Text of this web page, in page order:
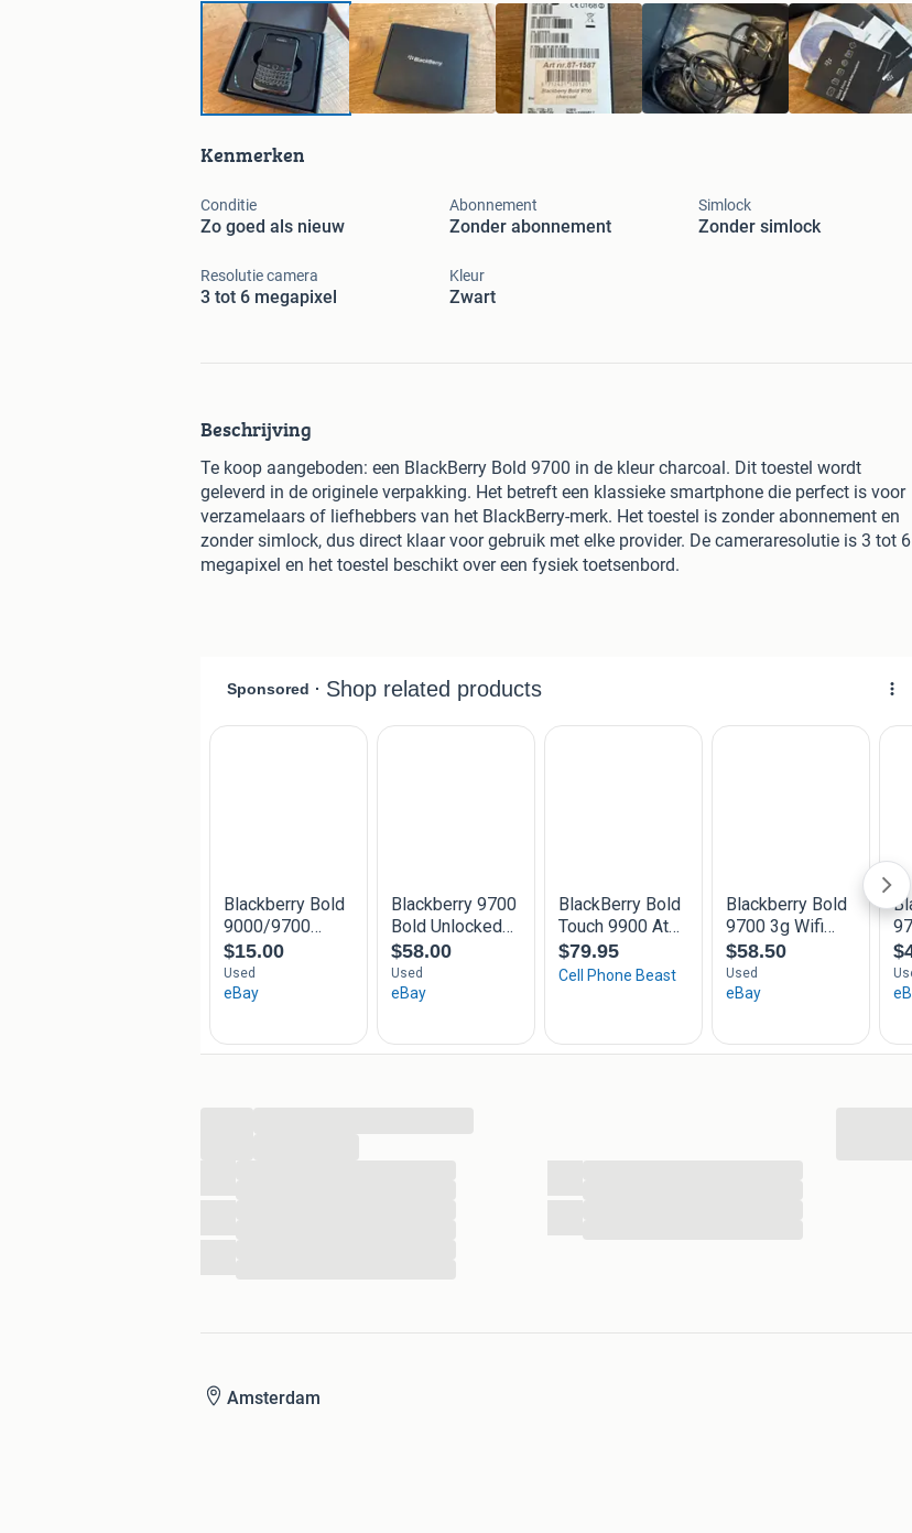
Kenmerken
Conditie
Zo goed als nieuw
Abonnement
Zonder abonnement
Simlock
Zonder simlock
Resolutie camera
3 tot 6 megapixel
Kleur
Zwart
Beschrijving
Te koop aangeboden: een BlackBerry Bold 9700 in de kleur charcoal. Dit toestel wordt
geleverd in de originele verpakking. Het betreft een klassieke smartphone die perfect is voor
verzamelaars of liefhebbers van het BlackBerry-merk. Het toestel is zonder abonnement en
zonder simlock, dus direct klaar voor gebruik met elke provider. De cameraresolutie is 3 tot 6
megapixel en het toestel beschikt over een fysiek toetsenbord.
Amsterdam